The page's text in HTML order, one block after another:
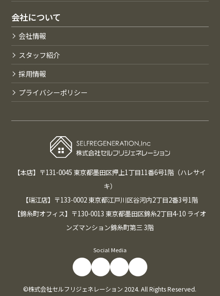
会社について
会社情報
スタッフ紹介
採用情報
プライバシーポリシー
【本店】〒131-0045 東京都墨田区押上1丁目11番6号1階（ハレサイ
キ）
【瑞江店】〒133-0002 東京都江戸川区谷河内2丁目2番3号1階
【錦糸町オフィス】〒130-0013 東京都墨田区錦糸2丁目4-10 ライオ
ンズマンション錦糸町第三 3階
Social Media
©株式会社セルフリジェネレーション 2024. All Rights Reserved.